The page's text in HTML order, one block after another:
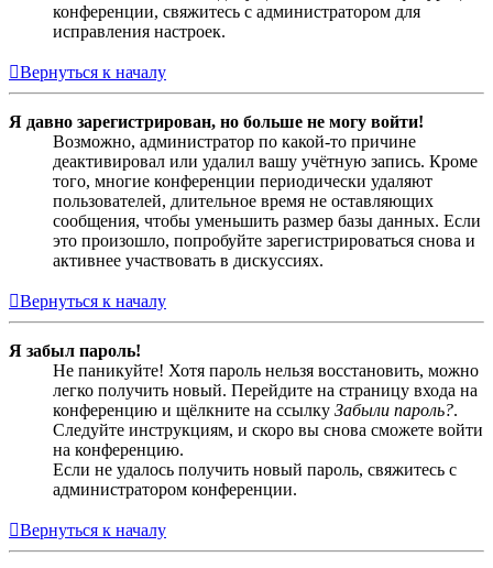
конференции, свяжитесь с администратором для
исправления настроек.
Вернуться к началу
Я давно зарегистрирован, но больше не могу войти!
Возможно, администратор по какой-то причине
деактивировал или удалил вашу учётную запись. Кроме
того, многие конференции периодически удаляют
пользователей, длительное время не оставляющих
сообщения, чтобы уменьшить размер базы данных. Если
это произошло, попробуйте зарегистрироваться снова и
активнее участвовать в дискуссиях.
Вернуться к началу
Я забыл пароль!
Не паникуйте! Хотя пароль нельзя восстановить, можно
легко получить новый. Перейдите на страницу входа на
конференцию и щёлкните на ссылку Забыли пароль?.
Следуйте инструкциям, и скоро вы снова сможете войти
на конференцию.
Если не удалось получить новый пароль, свяжитесь с
администратором конференции.
Вернуться к началу